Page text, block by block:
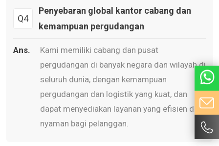
Q4
Penyebaran global kantor cabang dan
kemampuan pergudangan
Ans.
Kami memiliki cabang dan pusat
pergudangan di banyak negara dan wilayah di
seluruh dunia, dengan kemampuan
pergudangan dan logistik yang kuat, dan
dapat menyediakan layanan yang efisien dan
nyaman bagi pelanggan.